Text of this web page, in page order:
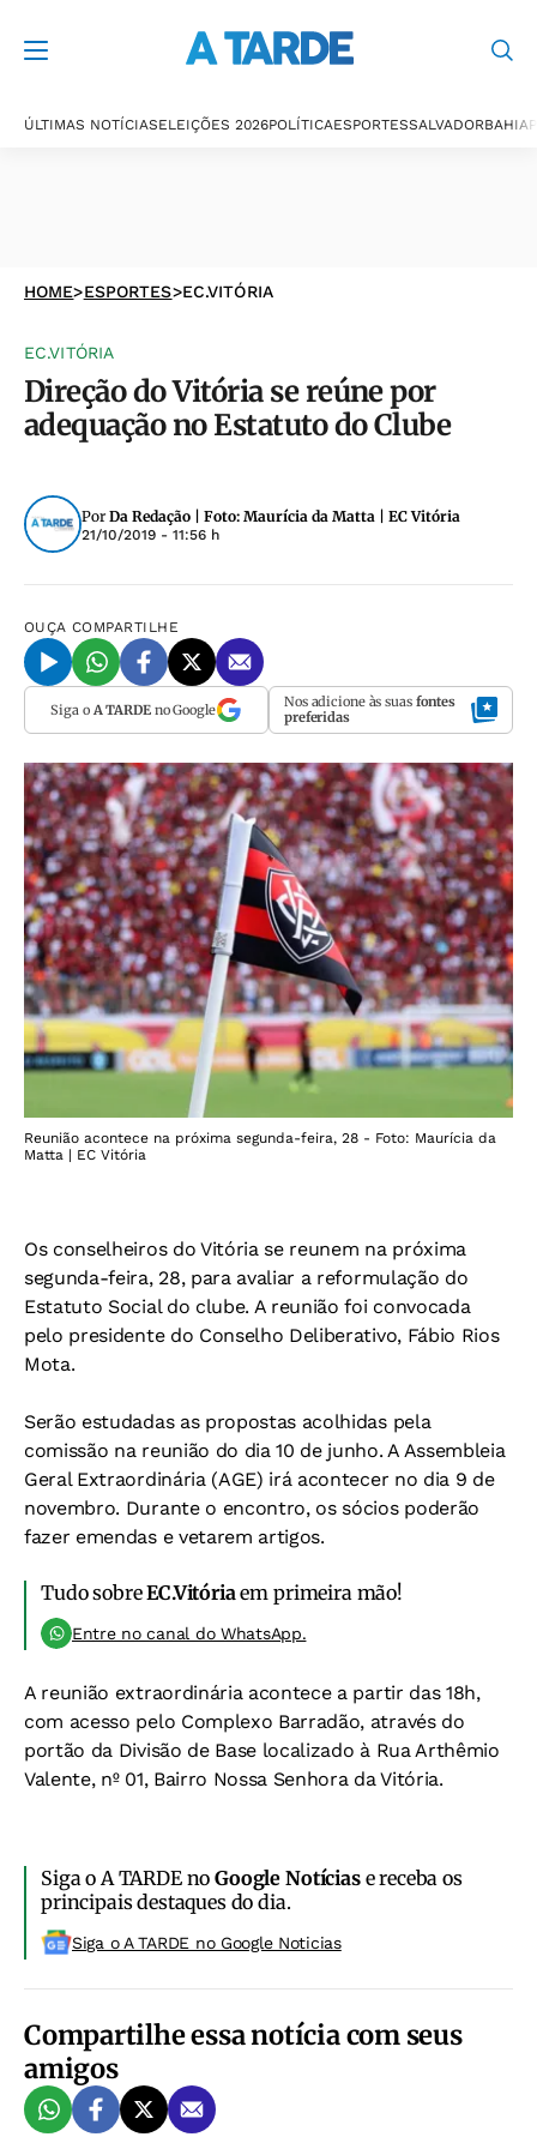
ÚLTIMAS NOTÍCIASELEIÇÕES 2026POLÍTICAESPORTESSALVADORBAHIA
HOME>ESPORTES>EC.VITÓRIA
EC.VITÓRIA
Direção do Vitória se reúne por
adequação no Estatuto do Clube
Por Da Redação | Foto: Maurícia da Matta | EC Vitória
21/10/2019 - 11:56 h
OUÇA COMPARTILHE
Siga o A TARDEno Google Nos adicione às suas fontes
preferidas
Reunião acontece na próxima segunda-feira, 28 - Foto: Maurícia da
Matta | EC Vitória
Os conselheiros do Vitória se reunem na próxima
segunda-feira, 28, para avaliar a reformulação do
Estatuto Social do clube. A reunião foi convocada
pelo presidente do Conselho Deliberativo, Fábio Rios
Mota.
Serão estudadas as propostas acolhidas pela
comissão na reunião do dia 10 de junho. A Assembleia
Geral Extraordinária (AGE) irá acontecer no dia 9 de
novembro. Durante o encontro, os sócios poderão
fazer emendas e vetarem artigos.
Tudo sobreEC.Vitória em primeira mão!
Entre no canal do WhatsApp.
A reunião extraordinária acontece a partir das 18h,
com acesso pelo Complexo Barradão, através do
portão da Divisão de Base localizado à Rua Arthêmio
Valente, nº 01, Bairro Nossa Senhora da Vitória.
Siga o A TARDE noGoogle Notíciase receba os
principais destaques do dia.
Siga o A TARDE no Google Noticias
Compartilhe essa notícia com seus
amigos